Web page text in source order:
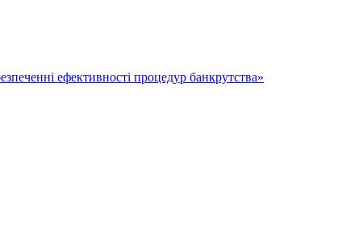
ефективності процедур банкрутства»